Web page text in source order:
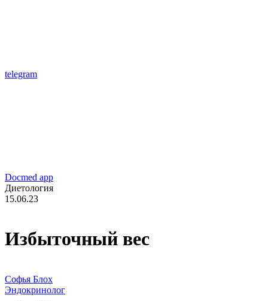
telegram
Docmed app
Диетология
15.06.23
Избыточный вес
Софья Блох
Эндокринолог